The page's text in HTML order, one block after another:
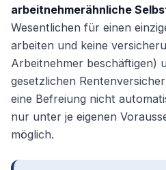
arbeitnehmerähnliche
Wesentlichen für einen
arbeiten und keine
Arbeitnehmer beschäftigen)
gesetzlichen
eine Befreiung nicht
nur unter je eigenen
möglich.